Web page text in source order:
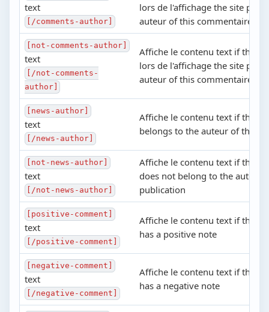
text
[/comments-author]
lors de l'affichage the site
auteur of this commentaire
[not-comments-author]
text
[/not-comments-
author]
Affiche le contenu text if the
lors de l'affichage the site
auteur of this commentaire
[news-author]
text
[/news-author]
Affiche le contenu text if the
belongs to the auteur of this
[not-news-author]
text
[/not-news-author]
Affiche le contenu text if the
does not belong to the auteur
publication
[positive-comment]
text
[/positive-comment]
Affiche le contenu text if the
has a positive note
[negative-comment]
text
[/negative-comment]
Affiche le contenu text if the
has a negative note